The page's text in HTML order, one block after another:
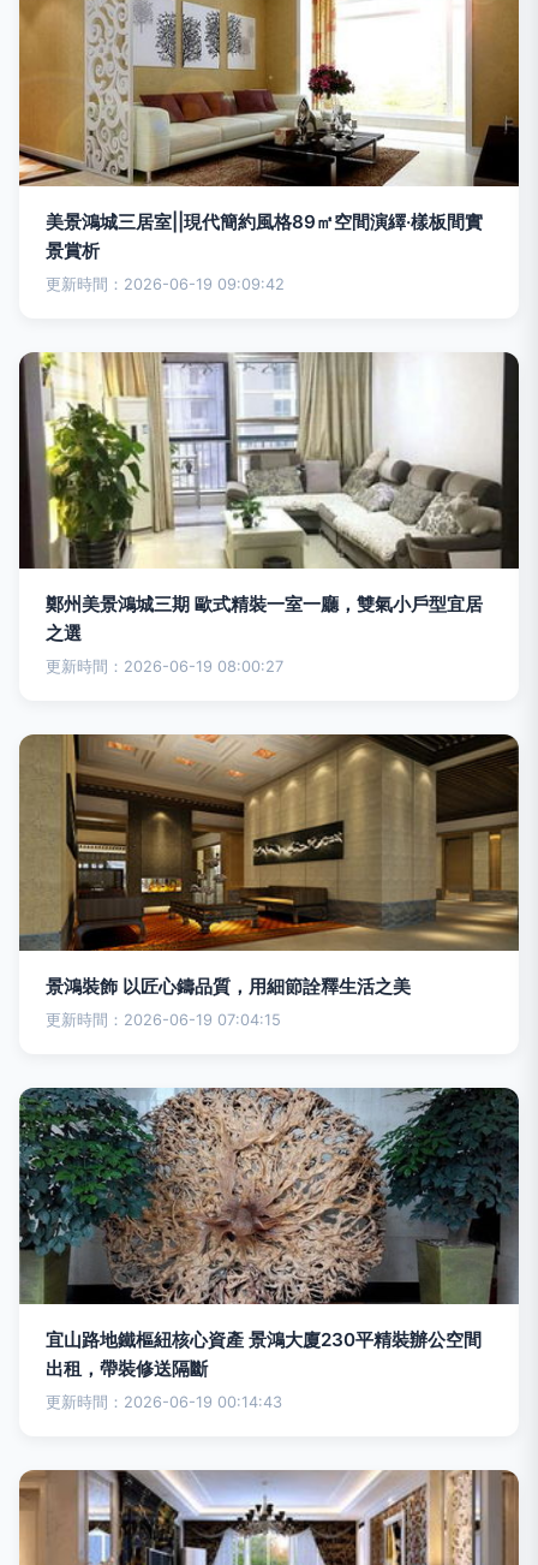
美景鴻城三居室||現代簡約風格89㎡空間演繹·樣板間實
景賞析
更新時間：2026-06-19 09:09:42
鄭州美景鴻城三期 歐式精裝一室一廳，雙氣小戶型宜居
之選
更新時間：2026-06-19 08:00:27
景鴻裝飾 以匠心鑄品質，用細節詮釋生活之美
更新時間：2026-06-19 07:04:15
宜山路地鐵樞紐核心資產 景鴻大廈230平精裝辦公空間
出租，帶裝修送隔斷
更新時間：2026-06-19 00:14:43